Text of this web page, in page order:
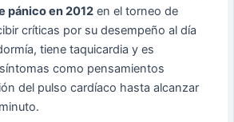
pánico en 2012 en el torneo de
críticas por su desempeño al día
tiene taquicardia y es
como pensamientos
del pulso cardíaco hasta alcanzar